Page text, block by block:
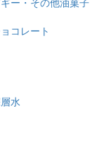
コレート
水